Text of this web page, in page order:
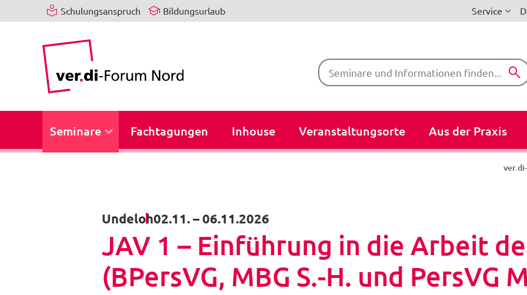
Schulungsanspruch Bildungsurlaub Service
Suchbegriffe
Seminare Fachtagungen Inhouse Veranstaltungsorte Aus der Praxis
Undeloh02.11.–06.11.2026
JAV 1 – Einführung in die Arbeit
(BPersVG, MBG S.-H. und PersVG